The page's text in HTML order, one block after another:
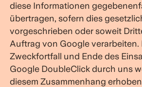
diese Informationen
übertragen, sofern dies
vorgeschrieben oder soweit
Auftrag von Google verarbeiten.
Zweckfortfall und Ende des
Google DoubleClick durch uns
diesem Zusammenhang